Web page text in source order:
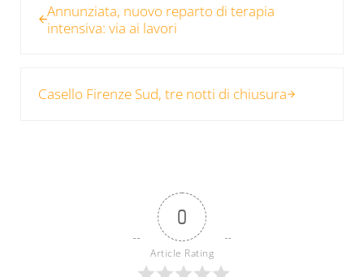
Annunziata, nuovo reparto di terapia
intensiva: via ai lavori
Casello Firenze Sud, tre notti di chiusura
0
Article Rating